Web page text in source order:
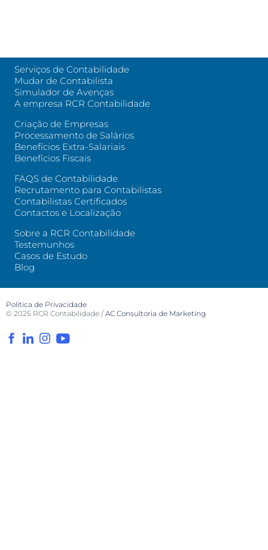
Serviços de Contabilidade
Mudar de Contabilista
Simulador de Avenças
A empresa RCR Contabilidade
Criação de Empresas
Processamento de Salários
Benefícios Extra-Salariais
Benefícios Fiscais
FAQS de Contabilidade
Recrutamento para Contabilistas
Contabilistas Certificados
Contactos e Localização
Sobre a RCR Contabilidade
Testemunhos
Casos de Estudo
Blog
Política de Privacidade
© 2025 RCR Contabilidade / AC Consultoria de Marketing